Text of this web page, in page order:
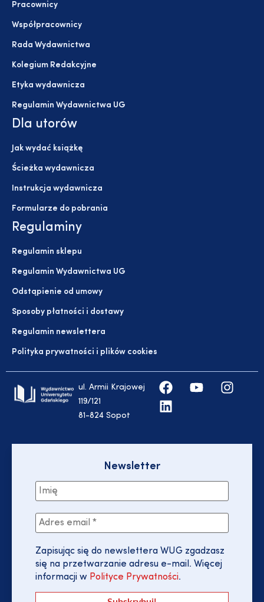
Pracownicy
Współpracownicy
Rada Wydawnictwa
Kolegium Redakcyjne
Etyka wydawnicza
Regulamin Wydawnictwa UG
Dla utorów
Jak wydać książkę
Ścieżka wydawnicza
Instrukcja wydawnicza
Formularze do pobrania
Regulaminy
Regulamin sklepu
Regulamin Wydawnictwa UG
Odstąpienie od umowy
Sposoby płatności i dostawy
Regulamin newslettera
Polityka prywatności i plików cookies
ul. Armii Krajowej
119/121
81-824 Sopot
Newsletter
Zapisując się do newslettera WUG zgadzasz
się na przetwarzanie adresu e-mail. Więcej
informacji w Polityce Prywatności.